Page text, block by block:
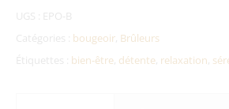
UGS :
EPO-B
Catégories : bougeoir Brûleurs
bien-être détente relaxation